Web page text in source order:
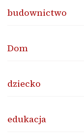
budownictwo
Dom
dziecko
edukacja